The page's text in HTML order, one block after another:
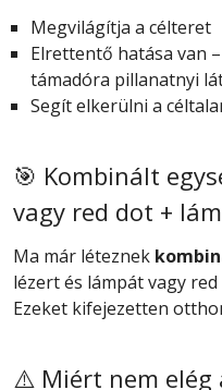
Megvilágítja a célteret
Elrettentő hatása van
támadóra pillanatnyi
Segít elkerülni a
🎯 Kombinált
vagy red dot +
Ma már léteznek
lézert és lámpát vagy
Ezeket kifejezetten
⚠️ Miért nem elég